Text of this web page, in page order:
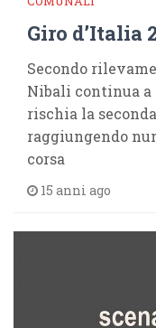
Giro d’Italia
Secondo
Nibali continua a
rischia la
raggiungendo
corsa
15 anni ago